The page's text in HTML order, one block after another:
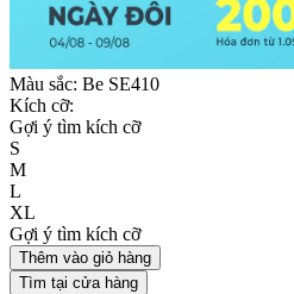
Màu sắc: Be SE410
Kích cỡ:
Gợi ý tìm kích cỡ
S
M
L
XL
Gợi ý tìm kích cỡ
Thêm vào giỏ hàng
Tìm tại cửa hàng